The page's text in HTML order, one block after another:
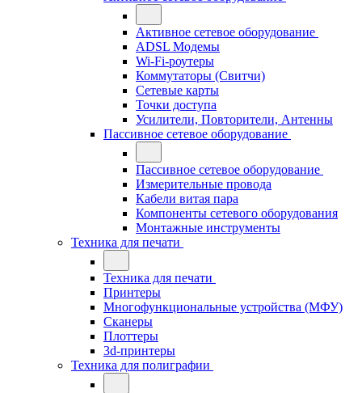
Активное сетевое оборудование
ADSL Модемы
Wi-Fi-роутеры
Коммутаторы (Свитчи)
Сетевые карты
Точки доступа
Усилители, Повторители, Антенны
Пассивное сетевое оборудование
Пассивное сетевое оборудование
Измерительные провода
Кабели витая пара
Компоненты сетевого оборудования
Монтажные инструменты
Техника для печати
Техника для печати
Принтеры
Многофункциональные устройства (МФУ)
Сканеры
Плоттеры
3d-принтеры
Техника для полиграфии